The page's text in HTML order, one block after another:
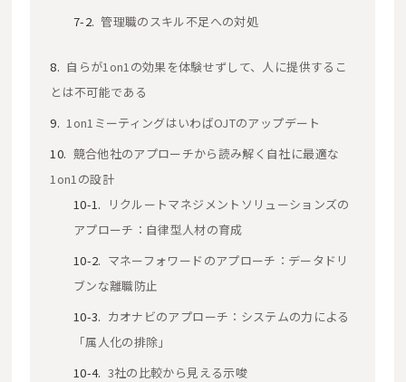
管理職のスキル不足への対処
自らが1on1の効果を体験せずして、人に提供するこ
とは不可能である
1on1ミーティングはいわばOJTのアップデート
競合他社のアプローチから読み解く自社に最適な
1on1の設計
リクルートマネジメントソリューションズの
アプローチ：自律型人材の育成
マネーフォワードのアプローチ：データドリ
ブンな離職防止
カオナビのアプローチ：システムの力による
「属人化の排除」
3社の比較から見える示唆